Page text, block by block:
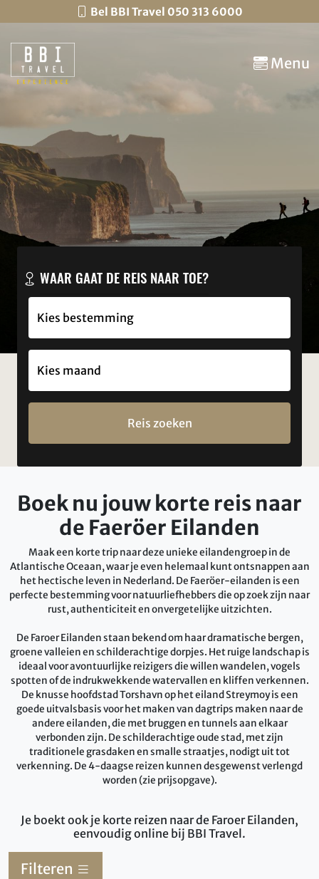
Bel BBI Travel 050 313 6000
Menu
WAAR GAAT DE REIS NAAR TOE?
Reis zoeken
Boek nu jouw korte reis naar
de Faeröer Eilanden
Maak een korte trip naar deze unieke eilandengroep in de
Atlantische Oceaan, waar je even helemaal kunt ontsnappen aan
het hectische leven in Nederland. De Faeröer-eilanden is een
perfecte bestemming voor natuurliefhebbers die op zoek zijn naar
rust, authenticiteit en onvergetelijke uitzichten.
De Faroer Eilanden staan bekend om haar dramatische bergen,
groene valleien en schilderachtige dorpjes. Het ruige landschap is
ideaal voor avontuurlijke reizigers die willen wandelen, vogels
spotten of de indrukwekkende watervallen en kliffen verkennen.
De knusse hoofdstad Torshavn op het eiland Streymoy is een
goede uitvalsbasis voor het maken van dagtrips maken naar de
andere eilanden, die met bruggen en tunnels aan elkaar
verbonden zijn. De schilderachtige oude stad, met zijn
traditionele grasdaken en smalle straatjes, nodigt uit tot
verkenning. De 4-daagse reizen kunnen desgewenst verlengd
worden (zie prijsopgave).
Je boekt ook je korte reizen naar de Faroer Eilanden,
eenvoudig online bij BBI Travel.
Filteren